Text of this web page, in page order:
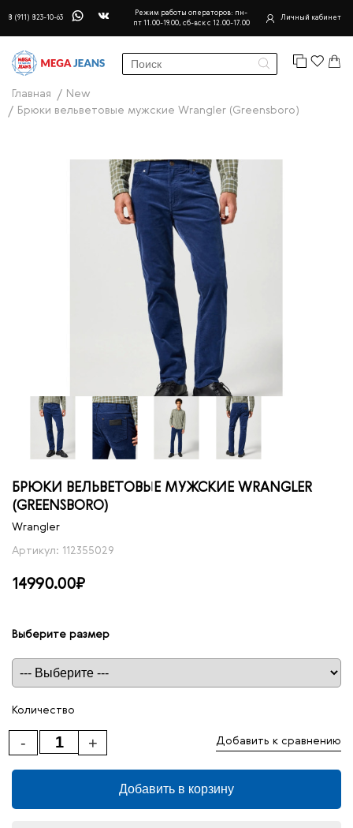
8 (911) 823-10-63
Режим работы операторов: пн-
пт 11.00-19.00, сб-вск с 12.00-17.00
Личный кабинет
Главная
New
Брюки вельветовые мужские Wrangler (Greensboro)
БРЮКИ ВЕЛЬВЕТОВЫЕ МУЖСКИЕ WRANGLER
(GREENSBORO)
Wrangler
Артикул: 112355029
14990.00₽
Выберите размер
Таблица размеров
Количество
+
- Добавить к сравнению
Добавить в корзину